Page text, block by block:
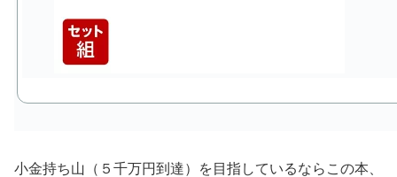
小金持ち山（５千万円到達）を目指しているならこの本、